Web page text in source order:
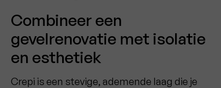
Combineer een
gevelrenovatie met isolatie
en esthetiek
Crepi is een stevige, ademende laag die je